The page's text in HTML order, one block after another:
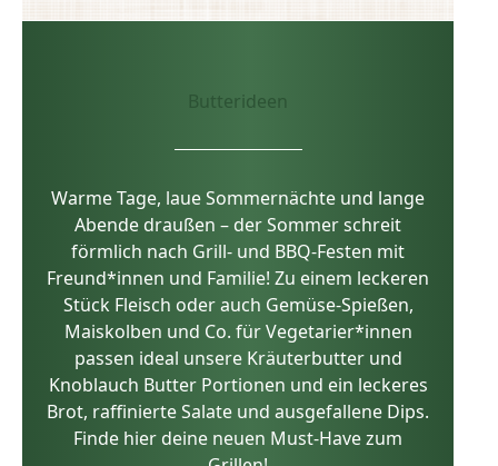
Butterideen
Warme Tage, laue Sommernächte und lange
Abende draußen – der Sommer schreit
förmlich nach Grill- und BBQ-Festen mit
Freund*innen und Familie! Zu einem leckeren
Stück Fleisch oder auch Gemüse-Spießen,
Maiskolben und Co. für Vegetarier*innen
passen ideal unsere Kräuterbutter und
Knoblauch Butter Portionen und ein leckeres
Brot, raffinierte Salate und ausgefallene Dips.
Finde hier deine neuen Must-Have zum